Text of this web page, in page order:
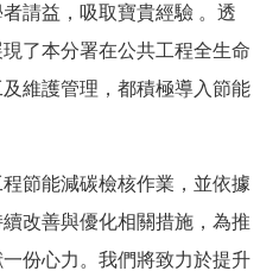
請益，吸取寶貴經驗 。透
了本分署在公共工程全生命
維護管理，都積極導入節能
節能減碳檢核作業，並依據
改善與優化相關措施，為推
份心力。我們將致力於提升